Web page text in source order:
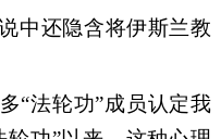
中还隐含将伊斯兰教
“法轮功”成员认定我